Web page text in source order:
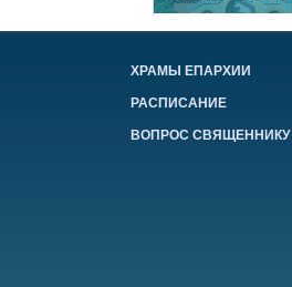
ХРАМЫ ЕПАРХИИ
РАСПИСАНИЕ
ВОПРОС СВЯЩЕННИКУ